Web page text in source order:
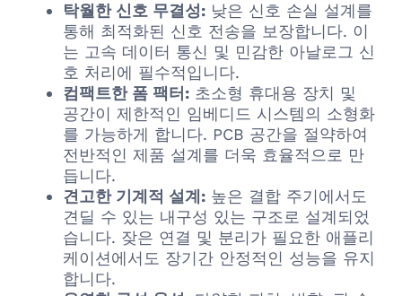
탁월한 신호 무결성: 낮은 신호 손실 설계를
통해 최적화된 신호 전송을 보장합니다. 이
는 고속 데이터 통신 및 민감한 아날로그 신
호 처리에 필수적입니다.
컴팩트한 폼 팩터: 초소형 휴대용 장치 및
공간이 제한적인 임베디드 시스템의 소형화
를 가능하게 합니다. PCB 공간을 절약하여
전반적인 제품 설계를 더욱 효율적으로 만
듭니다.
견고한 기계적 설계: 높은 결합 주기에서도
견딜 수 있는 내구성 있는 구조로 설계되었
습니다. 잦은 연결 및 분리가 필요한 애플리
케이션에서도 장기간 안정적인 성능을 유지
합니다.